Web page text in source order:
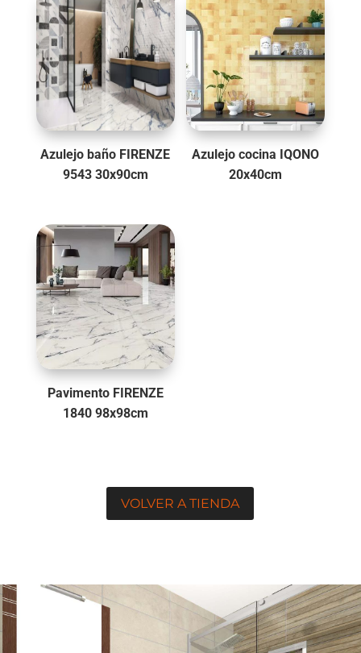
Azulejo baño FIRENZE
9543 30x90cm
Azulejo cocina IQONO
20x40cm
Pavimento FIRENZE
1840 98x98cm
VOLVER A TIENDA